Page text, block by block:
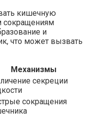
кишечную
сокращениям
и
что может вызвать
Механизмы
секреции
сокращения